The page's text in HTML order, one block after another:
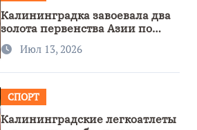
Калининградка завоевала два
золота первенства Азии по
метанию ножа
Июл 13, 2026
СПОРТ
Калининградские легкоатлеты